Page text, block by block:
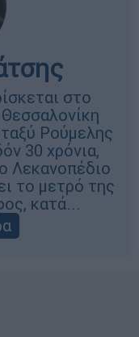
στο
Ρούμελης
30 χρόνια,
Λεκανοπέδιο
το μετρό της
κατά...